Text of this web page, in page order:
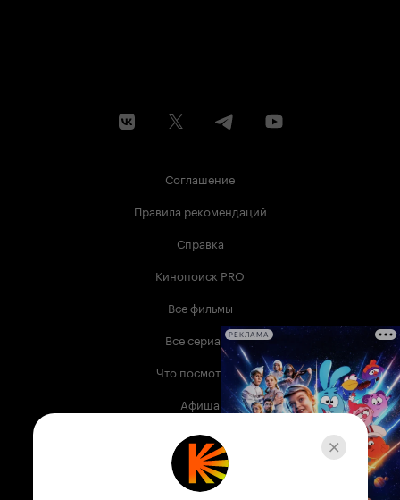
Соглашение
Правила рекомендаций
Справка
Кинопоиск PRO
Все фильмы
Все сериалы
Что посмотреть
Афиша
Музыка
Телепрограмма
РЕКЛАМА